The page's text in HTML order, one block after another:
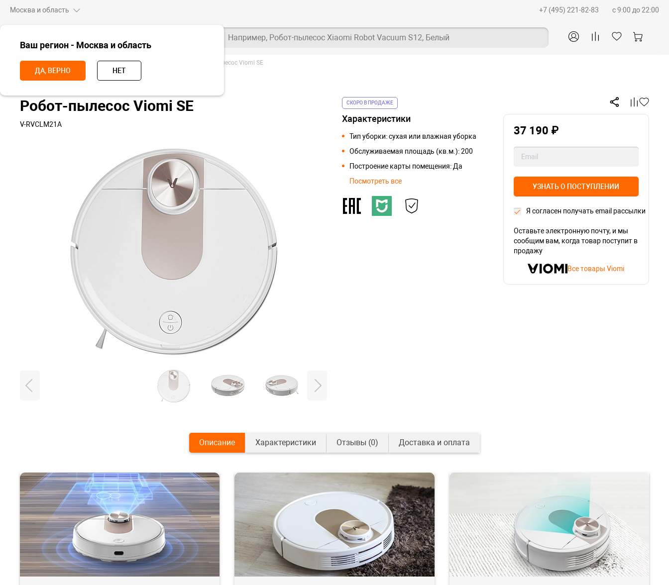
Москва и область
Ваш регион - Москва и область
ДА, ВЕРНО НЕТ
+7 (495) 221-82-83 c 9:00 до 22:00
Например, Робот-пылесос Xiaomi Robot Vacuum S12, Белый
Главная Для дома Пылесосы Роботы-пылесосы Робот-пылесос Viomi SE
Робот-пылесос Viomi SE
V-RVCLM21A
СКОРО В ПРОДАЖЕ
Характеристики
Тип уборки: сухая или влажная уборка
Обслуживаемая площадь (кв.м.): 200
Построение карты помещения: Да
Посмотреть все
37 190 ₽
УЗНАТЬ О ПОСТУПЛЕНИИ
Я согласен получать email рассылки
Оставьте электронную почту, и мы
сообщим вам, когда товар поступит в
продажу
Все товары Viomi
Описание Характеристики Отзывы (0) Доставка и оплата